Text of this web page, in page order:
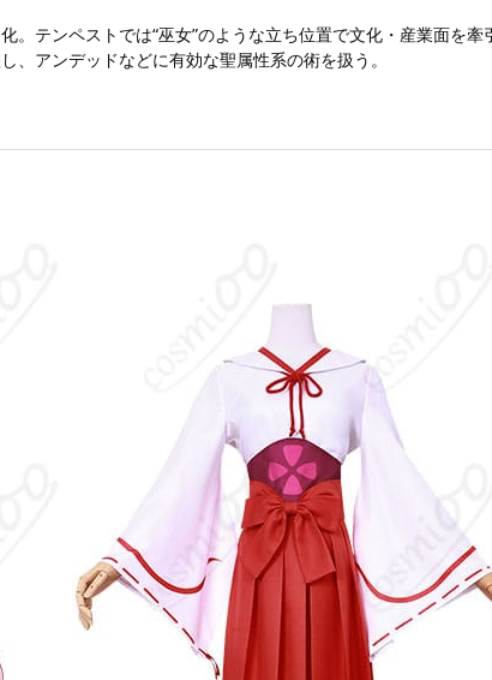
。テンペストでは“巫女”のような立ち位置で文化・産業面を
アンデッドなどに有効な聖属性系の術を扱う。